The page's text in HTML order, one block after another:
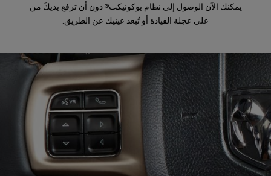
يمكنك الآن الوصول إلى نظام يوكونيكت® دون أن ترفع يديكَ من
على عجلة القيادة أو تُبعد عينيك عن الطريق.